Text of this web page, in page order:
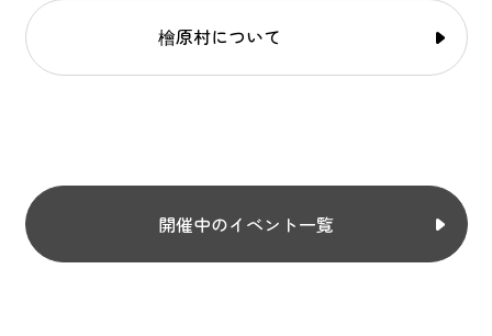
檜原村について
開催中のイベント一覧